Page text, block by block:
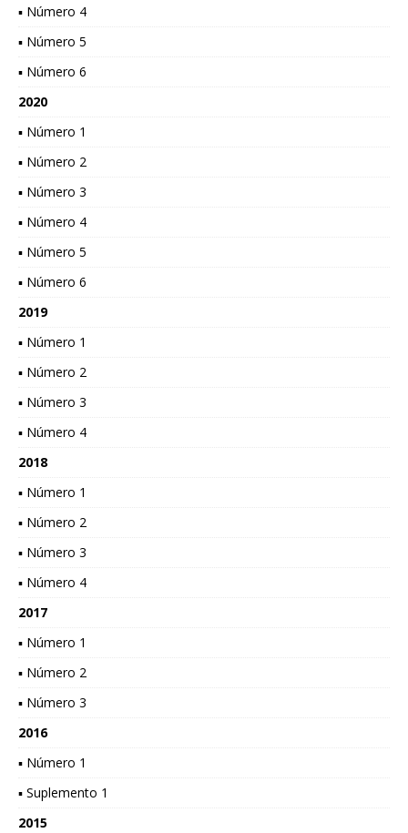
▪ Número 4
▪ Número 5
▪ Número 6
2020
▪ Número 1
▪ Número 2
▪ Número 3
▪ Número 4
▪ Número 5
▪ Número 6
2019
▪ Número 1
▪ Número 2
▪ Número 3
▪ Número 4
2018
▪ Número 1
▪ Número 2
▪ Número 3
▪ Número 4
2017
▪ Número 1
▪ Número 2
▪ Número 3
2016
▪ Número 1
▪ Suplemento 1
2015